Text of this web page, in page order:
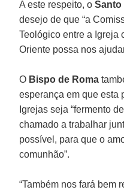
A este respeito, oSanto
desejo de que “a
Teológico entre a Igreja
Oriente possa nos
O Bispo de Roma
esperança em que esta
Igrejas seja “fermento
chamado a trabalhar
possível, para que o
comunhão”.
“Também nos fará bem